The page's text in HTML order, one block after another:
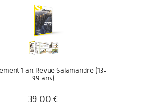
1 an, Revue Salamandre (13-
99 ans)
39.00 €